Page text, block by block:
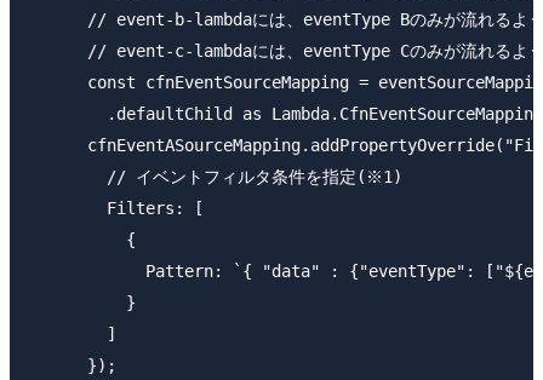
// event-b-lambdaには、eventType Bのみが流れるよ
// event-c-lambdaには、eventType Cのみが流れるよ
const cfnEventSourceMapping =
.defaultChild as
        // イベントフィルタ条件を指定(※1)
        Filters: [
          {
Pattern: `{ "data" : {"eventType":
          }
        ]
      });